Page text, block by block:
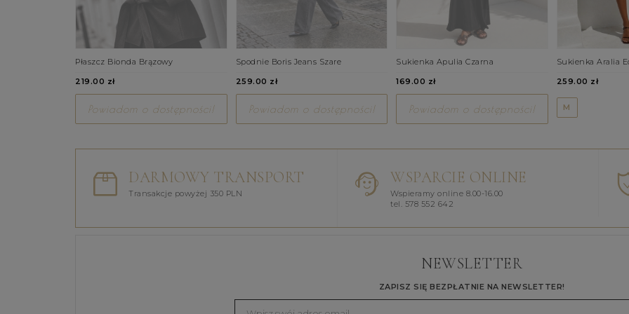
Płaszcz Bionda Brązowy
219.00 zł
Powiadom o dostępności!
Spodnie Boris Jeans Szare
259.00 zł
Powiadom o dostępności!
Sukienka Apulia Czarna
169.00 zł
Powiadom o dostępności!
Sukienka Aralia
259.00 zł
M
DARMOWY TRANSPORT
Transakcje powyżej 350 PLN
WSPARCIE ONLINE
Wspieramy online 8.00-16.00
tel. 578 552 642
NEWSLETTER
ZAPISZ SIĘ BEZPŁATNIE NA NEWSLETTER!